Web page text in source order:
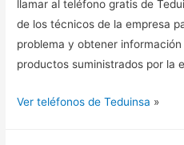
llamar al teléfono gratis de
de los técnicos de la empresa
problema y obtener
productos suministrados por la
Ver teléfonos de Teduinsa »